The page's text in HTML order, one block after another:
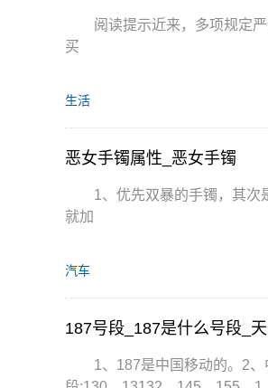
阅读提示近来，多项规定
买
生活
恶女手镯属性_恶女手镯
1、优先双暴的手镯，其次
就加
汽车
187号段_187是什么号段_
1、187是中国移动的。2